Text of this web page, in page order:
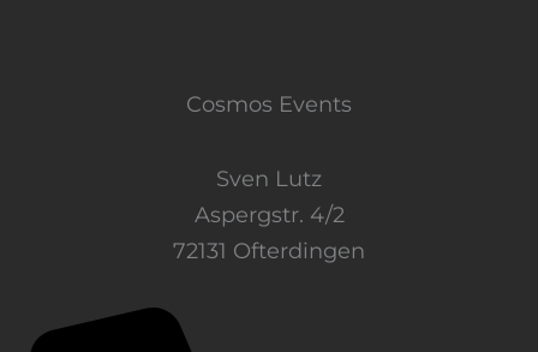
Cosmos Events
Sven Lutz
Aspergstr. 4/2
72131 Ofterdingen